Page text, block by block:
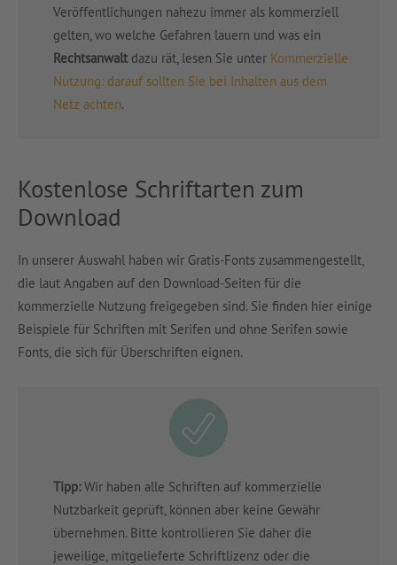
Veröffentlichungen nahezu immer als kommerziell
gelten, wo welche Gefahren lauern und was ein
Rechtsanwalt dazu rät, lesen Sie unter Kommerzielle
Nutzung: darauf sollten Sie bei Inhalten aus dem
Netz achten.
Kostenlose Schriftarten zum
Download
In unserer Auswahl haben wir Gratis-Fonts zusammengestellt,
die laut Angaben auf den Download-Seiten für die
kommerzielle Nutzung freigegeben sind. Sie finden hier einige
Beispiele für Schriften mit Serifen und ohne Serifen sowie
Fonts, die sich für Überschriften eignen.
Tipp:Wir haben alle Schriften auf kommerzielle
Nutzbarkeit geprüft, können aber keine Gewähr
übernehmen. Bitte kontrollieren Sie daher die
jeweilige, mitgelieferte Schriftlizenz oder die